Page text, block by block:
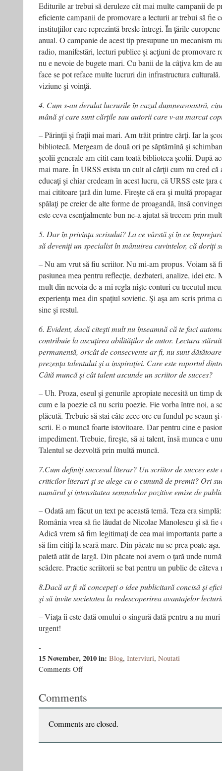
Editurile ar trebui să deruleze cât mai multe campanii de
eficiente campanii de promovare a lecturii ar trebui să fie
instituţiilor care reprezintă bresle întregi. În ţările
anual. O campanie de acest tip presupune un mecanism
radio, manifestări, lecturi publice şi acţiuni de promovare
nu e nevoie de bugete mari. Cu banii de la câţiva km de
face se pot reface multe lucruri din infrastructura
viziune şi voinţă.
4. Cum s-au derulat lucrurile în cazul dumneavoastră,
mână şi care sunt cărţile sau autorii care v-au marcat
– Părinţii şi fraţii mai mari. Am trăit printre cărţi. Iar la
bibliotecă. Mergeam de două ori pe săptămînă şi
şcolii generale am citit cam toată biblioteca şcolii. După
mai mare. În URSS exista un cult al cărţii cum nu cred că
educaţi şi chiar credeam în acest lucru, că URSS este
mai cititoare ţară din lume. Fireşte că era şi multă
spălaţi pe creier de alte forme de proagandă, însă
este ceva esenţialmente bun ne-a ajutat să trecem prin
5. Dar în privinţa scrisului? La ce vârstă şi în ce
să deveniţi un specialist în mânuirea cuvintelor, că doriţi
– Nu am vrut să fiu scriitor. Nu mi-am propus. Voiam să
pasiunea mea pentru reflecţie, dezbateri, analize, idei etc.
mult din nevoia de a-mi regla nişte conturi cu trecutul
experienţa mea din spaţiul sovietic. Şi aşa am scris prima
sine şi restul.
6. Evident, dacă citeşti mult nu înseamnă că te faci
contribuie la ascuţirea abilităţilor de autor. Lectura
permanentă, oricât de consecvente ar fi, nu sunt
prezenţa talentului şi a inspiraţiei. Care este raportul
Câtă muncă şi cât talent ascunde un scriitor de succes?
– Uh. Proza, eseul şi genurile apropiate necesită un timp
cum e la poezie că nu scriu poezie. Fie vorba între noi, a
plăcută. Trebuie să stai câte zece ore cu fundul pe scaun
scrii. E o muncă foarte istovitoare. Dar pentru cine e
impediment. Trebuie, fireşte, să ai talent, însă munca e
Talentul se dezvoltă prin multă muncă.
7.Cum definiţi succesul literar? Un scriitor de succes
criticilor literari şi se alege cu o cunună de premii? Ori
numărul şi intensitatea semnalelor pozitive emise de
– Odată am făcut un text pe această temă. Teza era
România vrea să fie lăudat de Nicolae Manolescu şi să
Adică vrem să fim legitimaţi de cea mai importanta parte
să fim citiţi la scară mare. Din păcate nu se prea poate
paletă atât de largă. Din păcate noi avem o ţară unde
scădere. Practic scriitorii se bat pentru un public de
8.Dacă ar fi să concepeţi o idee publicitară concisă şi
şi să invite societatea la redescoperirea avantajelor
– Viaţa îi este dată omului o singură dată pentru a nu
urgent!
-
15 November, 2010in: Blog, Interviuri, Noutati
Comments Offon
URGENT!
Comments
Comments are closed.